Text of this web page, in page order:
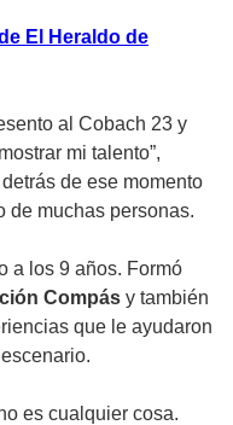
El Heraldo de
al Cobach 23 y
mi talento”,
de ese momento
de muchas personas.
a los 9 años. Formó
Compás y también
que le ayudaron
es cualquier cosa.